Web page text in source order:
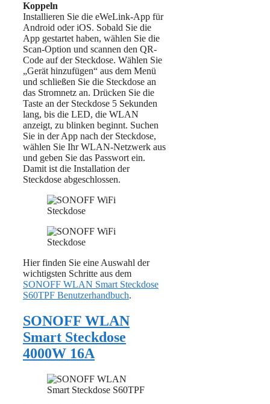
Koppeln
Installieren Sie die eWeLink-App für
Android oder iOS. Sobald Sie die
App gestartet haben, wählen Sie die
Scan-Option und scannen den QR-
Code auf der Steckdose. Wählen Sie
„Gerät hinzufügen“ aus dem Menü
und schließen Sie die Steckdose an
das Stromnetz an. Drücken Sie die
Taste an der Steckdose 5 Sekunden
lang, bis die LED, die WLAN
anzeigt, zu blinken beginnt. Suchen
Sie in der App nach der Steckdose,
wählen Sie Ihr WLAN-Netzwerk aus
und geben Sie das Passwort ein.
Damit ist die Installation der
Steckdose abgeschlossen.
Hier finden Sie eine Auswahl der
wichtigsten Schritte aus dem
SONOFF WLAN Smart Steckdose
S60TPF Benutzerhandbuch.
SONOFF WLAN
Smart Steckdose
4000W 16A